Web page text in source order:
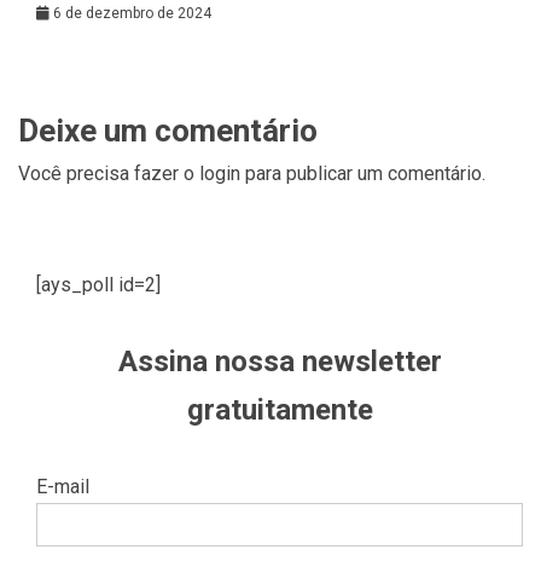
6 de dezembro de 2024
Deixe um comentário
Você precisa fazer o login para publicar um comentário.
[ays_poll id=2]
Assina nossa newsletter
gratuitamente
E-mail